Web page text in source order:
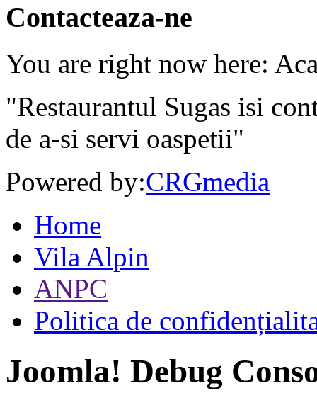
Contacteaza-ne
You are right now here:
"Restaurantul Sugas isi
de a-si servi oaspetii"
Powered by:CRGmedia
Home
Vila Alpin
ANPC
Politica de
Joomla! Debug